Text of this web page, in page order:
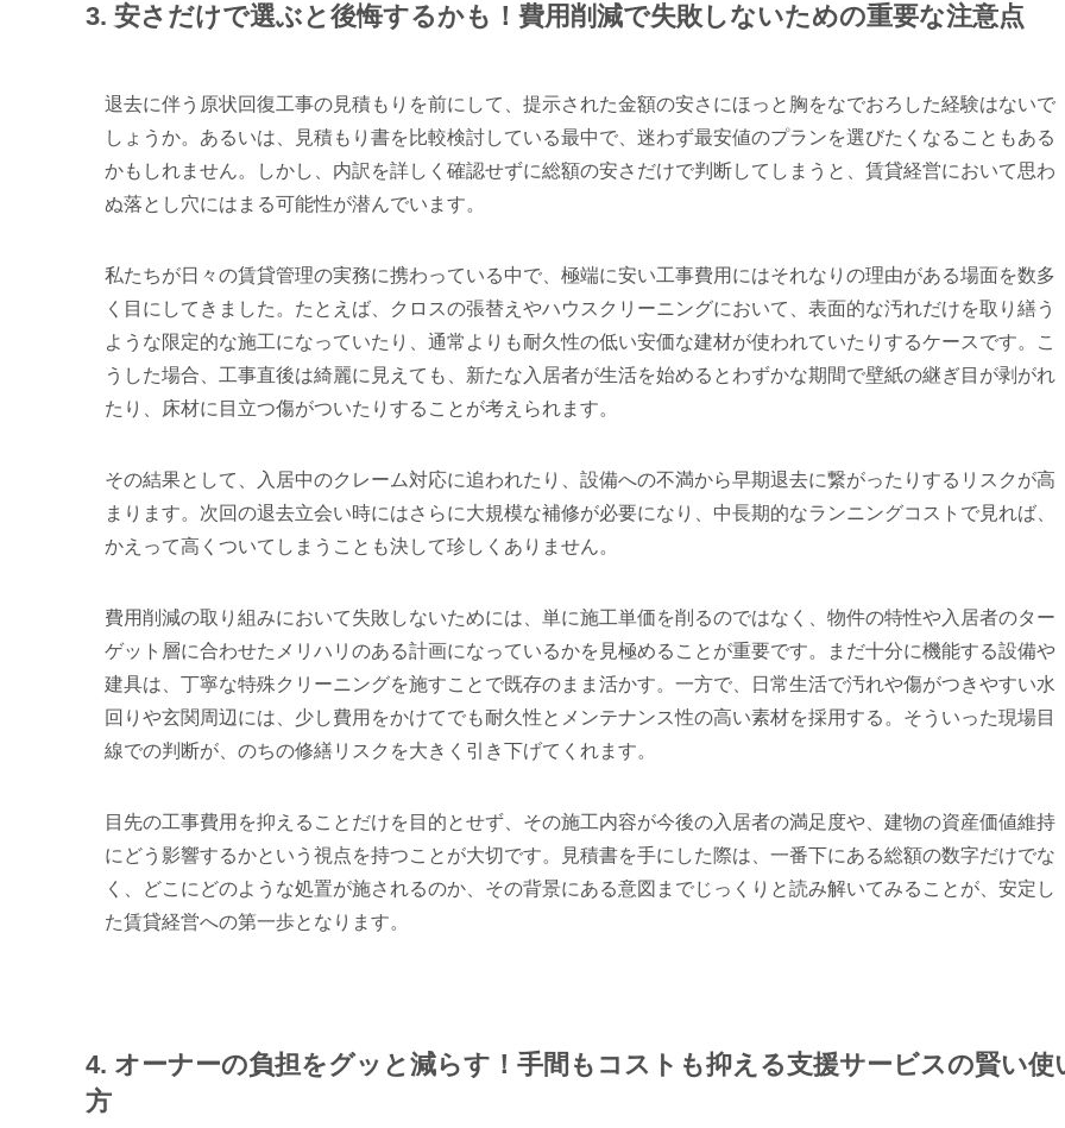
3. 安さだけで選ぶと後悔するかも！費用削減で失敗しないための重要な注意点
退去に伴う原状回復工事の見積もりを前にして、提示された金額の安さにほっと胸をなでおろした経験はないで
しょうか。あるいは、見積もり書を比較検討している最中で、迷わず最安値のプランを選びたくなることもある
かもしれません。しかし、内訳を詳しく確認せずに総額の安さだけで判断してしまうと、賃貸経営において思わ
ぬ落とし穴にはまる可能性が潜んでいます。
私たちが日々の賃貸管理の実務に携わっている中で、極端に安い工事費用にはそれなりの理由がある場面を数多
く目にしてきました。たとえば、クロスの張替えやハウスクリーニングにおいて、表面的な汚れだけを取り繕う
ような限定的な施工になっていたり、通常よりも耐久性の低い安価な建材が使われていたりするケースです。こ
うした場合、工事直後は綺麗に見えても、新たな入居者が生活を始めるとわずかな期間で壁紙の継ぎ目が剥がれ
たり、床材に目立つ傷がついたりすることが考えられます。
その結果として、入居中のクレーム対応に追われたり、設備への不満から早期退去に繋がったりするリスクが高
まります。次回の退去立会い時にはさらに大規模な補修が必要になり、中長期的なランニングコストで見れば、
かえって高くついてしまうことも決して珍しくありません。
費用削減の取り組みにおいて失敗しないためには、単に施工単価を削るのではなく、物件の特性や入居者のター
ゲット層に合わせたメリハリのある計画になっているかを見極めることが重要です。まだ十分に機能する設備や
建具は、丁寧な特殊クリーニングを施すことで既存のまま活かす。一方で、日常生活で汚れや傷がつきやすい水
回りや玄関周辺には、少し費用をかけてでも耐久性とメンテナンス性の高い素材を採用する。そういった現場目
線での判断が、のちの修繕リスクを大きく引き下げてくれます。
目先の工事費用を抑えることだけを目的とせず、その施工内容が今後の入居者の満足度や、建物の資産価値維持
にどう影響するかという視点を持つことが大切です。見積書を手にした際は、一番下にある総額の数字だけでな
く、どこにどのような処置が施されるのか、その背景にある意図までじっくりと読み解いてみることが、安定し
た賃貸経営への第一歩となります。
4. オーナーの負担をグッと減らす！手間もコストも抑える支援サービスの賢い使
方